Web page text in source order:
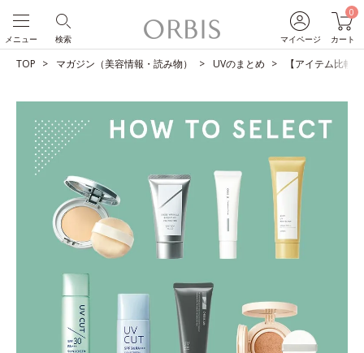
マイページ
0
カート
検索
メニュー
TOP マガジン（美容情報・読み物） UVのまとめ 【アイテム比較